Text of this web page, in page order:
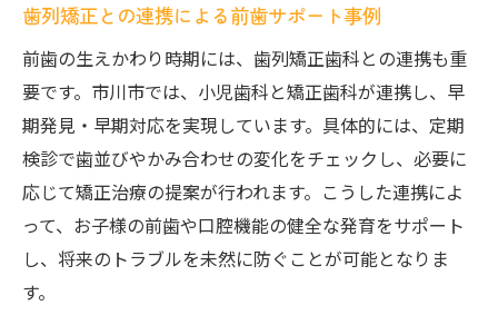
歯列矯正との連携による前歯サポート事例
前歯の生えかわり時期には、歯列矯正歯科との連携も重
要です。市川市では、小児歯科と矯正歯科が連携し、早
期発見・早期対応を実現しています。具体的には、定期
検診で歯並びやかみ合わせの変化をチェックし、必要に
応じて矯正治療の提案が行われます。こうした連携によ
って、お子様の前歯や口腔機能の健全な発育をサポート
し、将来のトラブルを未然に防ぐことが可能となりま
す。